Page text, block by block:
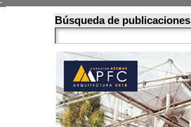
Búsqueda de publicaciones